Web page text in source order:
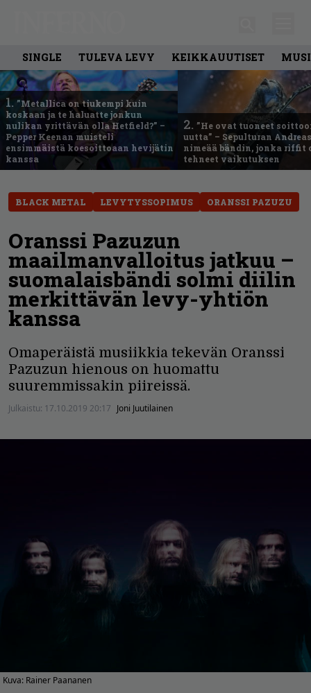
SINGLE TULEVA LEVY KEIKKAUUTISET
1. ”Metallica on tiukempi kuin
koskaan ja te haluatte jonkun
nulikan yrittävän olla Hetfield?” –
Pepper Keenan muisteli
ensimmäistä koesoittoaan hevijätin
kanssa
2. ”He ovat tuoneet
uutta” – Sepulturan
nimeää bändin, jonka riffit
tehneet vaikutuksen
BLACK METAL LEVYTYSSOPIMUS ORANSSI PAZUZU
Oranssi Pazuzun
maailmanvalloitus jatkuu –
suomalaisbändi solmi diilin
merkittävän levy-yhtiön
kanssa
Omaperäistä musiikkia tekevän Oranssi
Pazuzun hienous on huomattu
suuremmissakin piireissä.
Julkaistu: 17.10.2019 20:17 Joni Juutilainen
Kuva: Rainer Paananen